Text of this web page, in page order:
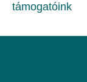
támogatóink